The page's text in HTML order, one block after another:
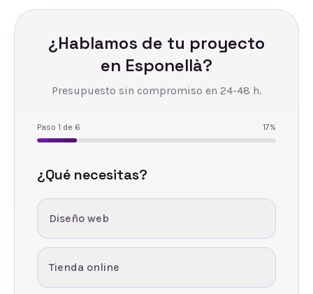
¿Hablamos de tu proyecto
en Esponellà?
Presupuesto sin compromiso en 24-48 h.
Paso 1 de 6 17%
¿Qué necesitas?
Diseño web
Tienda online